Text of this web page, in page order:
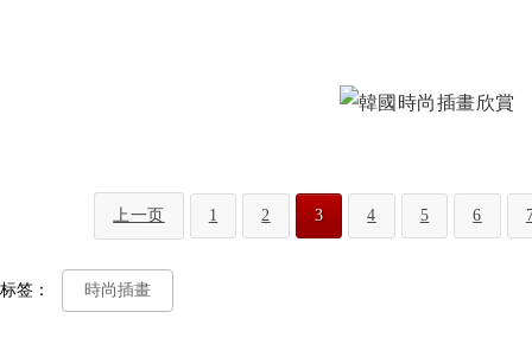
上一页 1 2 3 4 5 6
标签： 時尚插畫